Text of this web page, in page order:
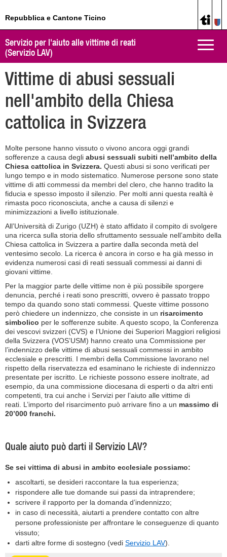
Repubblica e Cantone Ticino
Toggle
Servizio per l'aiuto alle vittime di reati
(Servizio LAV)
Vittime di abusi sessuali
nell'ambito della Chiesa
cattolica in Svizzera
Molte persone hanno vissuto o vivono ancora oggi grandi
sofferenze a causa degli abusi sessuali subiti nell’ambito della
Chiesa cattolica in Svizzera. Questi abusi si sono verificati per
lungo tempo e in modo sistematico. Numerose persone sono state
vittime di atti commessi da membri del clero, che hanno tradito la
fiducia e spesso imposto il silenzio. Per molti anni questa realtà è
rimasta poco riconosciuta, anche a causa di silenzi e
minimizzazioni a livello istituzionale.
All’Università di Zurigo (UZH) è stato affidato il compito di svolgere
una ricerca sulla storia dello sfruttamento sessuale nell’ambito della
Chiesa cattolica in Svizzera a partire dalla seconda metà del
ventesimo secolo. La ricerca è ancora in corso e ha già messo in
evidenza numerosi casi di reati sessuali commessi ai danni di
giovani vittime.
Per la maggior parte delle vittime non è più possibile sporgere
denuncia, perché i reati sono prescritti, ovvero è passato troppo
tempo da quando sono stati commessi. Queste vittime possono
però chiedere un indennizzo, che consiste in un risarcimento
simbolico per le sofferenze subite. A questo scopo, la Conferenza
dei vescovi svizzeri (CVS) e l’Unione dei Superiori Maggiori religiosi
della Svizzera (VOS’USM) hanno creato una Commissione per
l’indennizzo delle vittime di abusi sessuali commessi in ambito
ecclesiale e prescritti. I membri della Commissione lavorano nel
rispetto della riservatezza ed esaminano le richieste di indennizzo
presentate per iscritto. Le richieste possono essere inoltrate, ad
esempio, da una commissione diocesana di esperti o da altri enti
competenti, tra cui anche i Servizi per l’aiuto alle vittime di
reati. L’importo del risarcimento può arrivare fino a un massimo di
20’000 franchi.
Quale aiuto può darti il Servizio LAV?
Se sei vittima di abusi in ambito ecclesiale possiamo:
ascoltarti, se desideri raccontare la tua esperienza;
rispondere alle tue domande sui passi da intraprendere;
scrivere il rapporto per la domanda d’indennizzo;
in caso di necessità, aiutarti a prendere contatto con altre
persone professioniste per affrontare le conseguenze di quanto
vissuto;
darti altre forme di sostegno (vedi Servizio LAV).